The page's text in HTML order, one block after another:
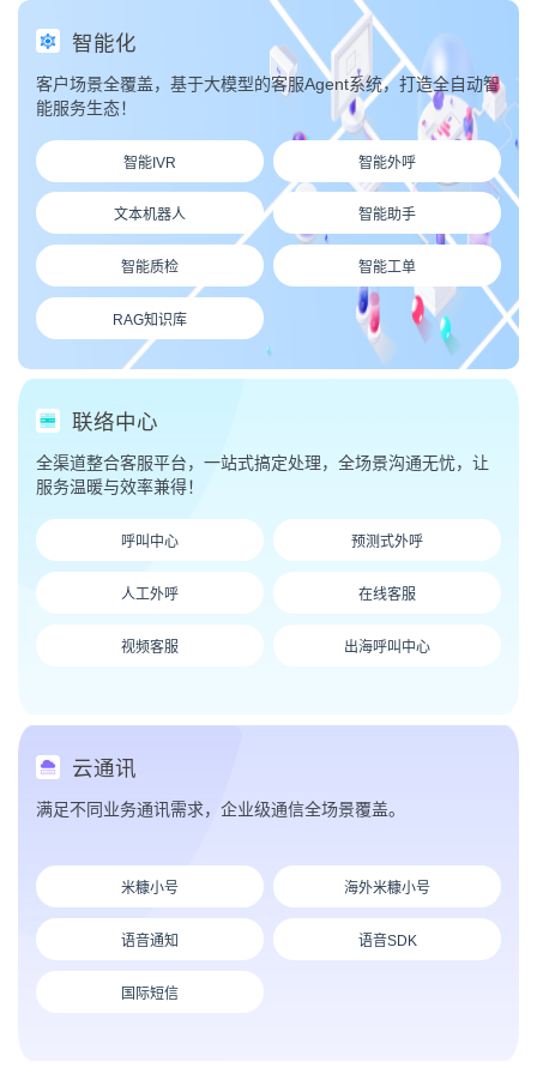
智能化
客户场景全覆盖，基于大模型的客服Agent系统，打造全自动智
能服务生态！
智能IVR 智能外呼
文本机器人 智能助手
智能质检 智能工单
RAG知识库
联络中心
全渠道整合客服平台，一站式搞定处理，全场景沟通无忧，让
服务温暖与效率兼得！
呼叫中心 预测式外呼
人工外呼 在线客服
视频客服 出海呼叫中心
云通讯
满足不同业务通讯需求，企业级通信全场景覆盖。
米糠小号 海外米糠小号
语音通知 语音SDK
国际短信